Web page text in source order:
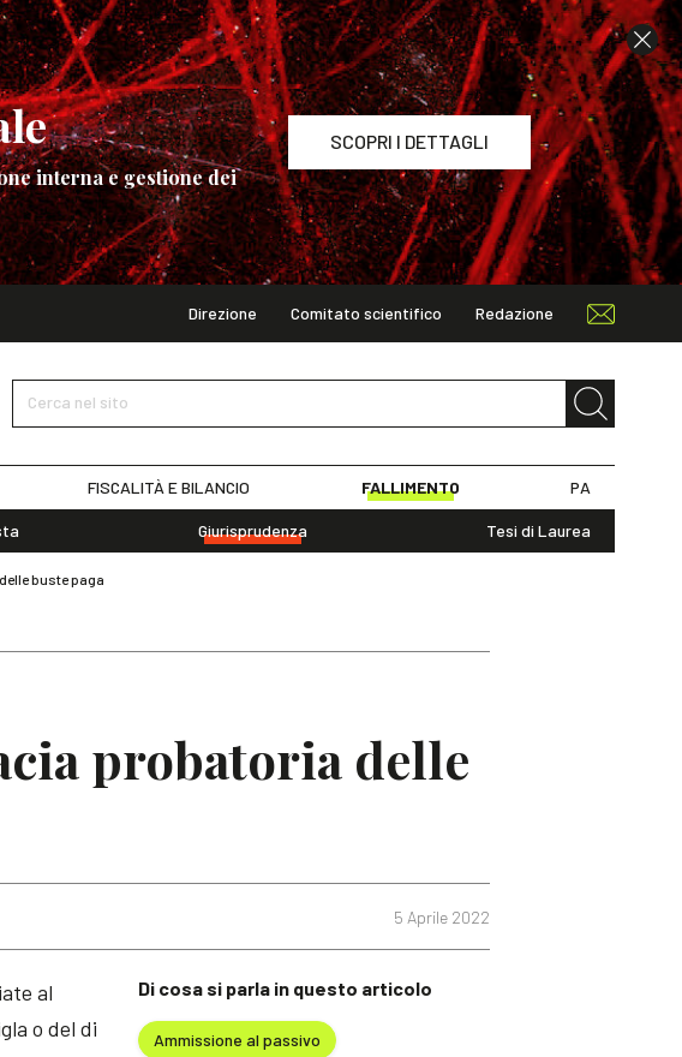
interna e gestione dei
SCOPRI I DETTAGLI
Direzione Comitato scientifico Redazione
Cerca nel sito
FISCALITÀ E BILANCIO FALLIMENTO PA
Giurisprudenza Tesi di Laurea
buste paga
probatoria delle
5 Aprile 2022
al
o del di
Di cosa si parla in questo articolo
Ammissione al passivo